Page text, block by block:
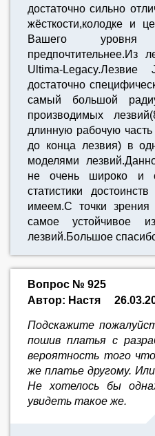
достаточно сильно
жёсткости,колодке и
Вашего
предпочтительнее.Из
Ultima-
достаточно
самый большой
производимых
длинную рабочую
до конца лезвия) в
моделями
не очень широко и
статистики
имеем.С точки
самое устойчивое
лезвий.Большое
Вопрос № 925
Автор: Настя
Подскажите
пошив платья с
вероятность того
же платье другому.
Не хотелось бы
увидеть такое же.